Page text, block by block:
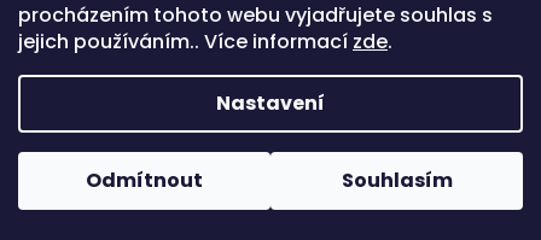
procházením tohoto webu vyjadřujete souhlas s
jejich používáním.. Více informací zde.
Nastavení
Odmítnout Souhlasím
od jednoho odstínu, prosím, ověřte telefonicky. Děkujeme! Již
brzy v plné verzi! :-)
115 Kč/ ks
Skladem(24 ks)| 406/N102EAN: 8436548871314
Můžeme doručit do: 10.8.2026
115 Kč